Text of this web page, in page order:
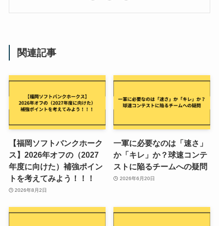
関連記事
【福岡ソフトバンクホーク
ス】2026年オフの（2027
年度に向けた）補強ポイン
トを考えてみよう！！！
2026年8月2日
一軍に必要なのは「速さ」
か「キレ」か？球速コンテ
ストに陥るチームへの疑問
2026年6月20日